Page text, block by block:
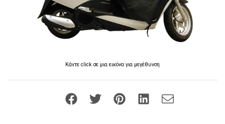
Κάντε click σε μια εικόνα για μεγέθυνση